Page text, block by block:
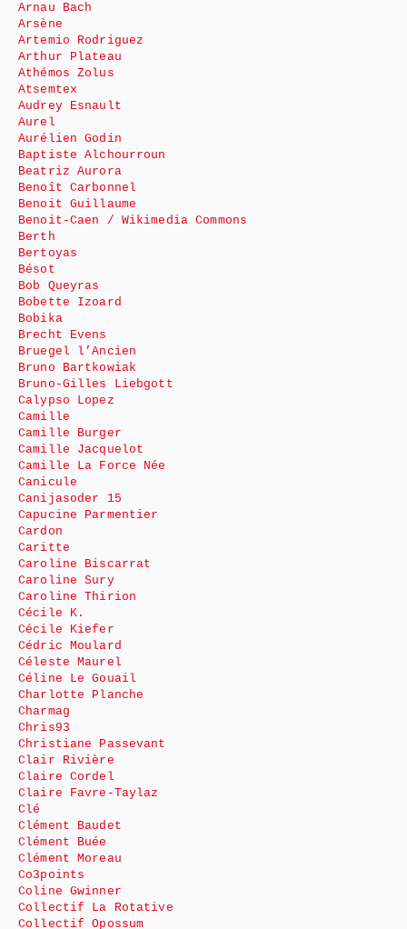
Arnau Bach
Arsène
Artemio Rodriguez
Arthur Plateau
Athémos Zolus
Atsemtex
Audrey Esnault
Aurel
Aurélien Godin
Baptiste Alchourroun
Beatriz Aurora
Benoît Carbonnel
Benoit Guillaume
Benoit-Caen / Wikimedia Commons
Berth
Bertoyas
Bésot
Bob Queyras
Bobette Izoard
Bobika
Brecht Evens
Bruegel l’Ancien
Bruno Bartkowiak
Bruno-Gilles Liebgott
Calypso Lopez
Camille
Camille Burger
Camille Jacquelot
Camille La Force Née
Canicule
Canijasoder 15
Capucine Parmentier
Cardon
Caritte
Caroline Biscarrat
Caroline Sury
Caroline Thirion
Cécile K.
Cécile Kiefer
Cédric Moulard
Céleste Maurel
Céline Le Gouail
Charlotte Planche
Charmag
Chris93
Christiane Passevant
Clair Rivière
Claire Cordel
Claire Favre-Taylaz
Clé
Clément Baudet
Clément Buée
Clément Moreau
Co3points
Coline Gwinner
Collectif La Rotative
Collectif Opossum